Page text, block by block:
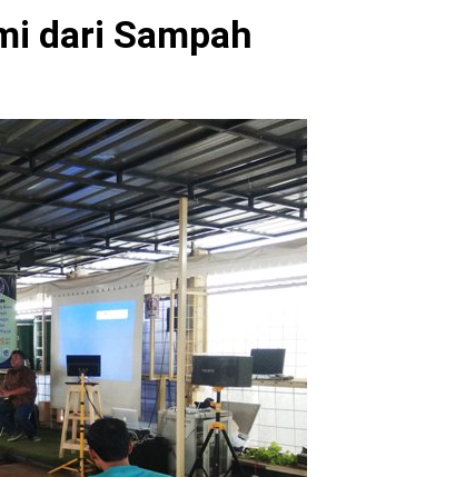
Lengkap dan Rekomendasi Terpercaya
Terpadu: Panduan Lengkap dan Rekomendasi
untuk Pengelolaan Kawasan Industri yang Efisien
Indonesia untuk Mewujudkan Masa Depan yang
dari Sampah